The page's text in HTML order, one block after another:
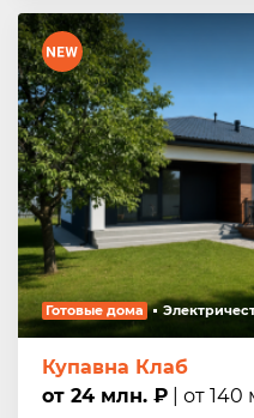
Готовые дома
Купавна Клаб
от 24 млн. ₽ | от 140